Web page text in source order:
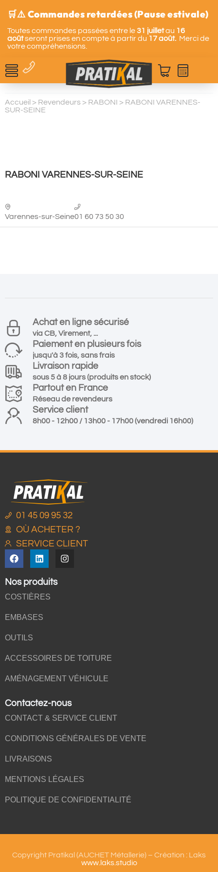
🛒⚠️ Commandes retardées (Pause estivale)
Toutes commandes passées entre le31 juilletau 16
aoûtseront prises en compte à partir du 17 août. Merci de
votre compréhensions.
Accueil > Revendeurs > RABONI > RABONI VARENNES-
SUR-SEINE
RABONI VARENNES-SUR-SEINE
Varennes-sur-Seine01 60 73 50 30
Achat en ligne sécurisé
via CB, Virement, ...
Paiement en plusieurs fois
jusqu'à 3 fois, sans frais
Livraison rapide
sous 5 à 8 jours (produits en stock)
Partout en France
Réseau de revendeurs
Service client
8h00 - 12h00 / 13h00 - 17h00 (vendredi 16h00)
01 45 09 95 32
OÙ ACHETER ?
SERVICE CLIENT
Nos produits
COSTIÈRES
EMBASES
OUTILS
ACCESSOIRES DE TOITURE
AMÉNAGEMENT VÉHICULE
Contactez-nous
CONTACT & SERVICE CLIENT
CONDITIONS GÉNÉRALES DE VENTE
LIVRAISONS
MENTIONS LÉGALES
POLITIQUE DE CONFIDENTIALITÉ
Copyright Pratikal (AUCHET Métallerie) – Création : Laks
www.laks.studio